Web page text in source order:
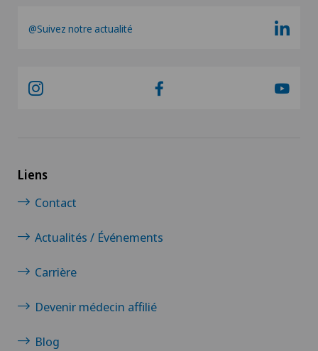
@Suivez notre actualité
Liens
Contact
Actualités / Événements
Carrière
Devenir médecin affilié
Blog